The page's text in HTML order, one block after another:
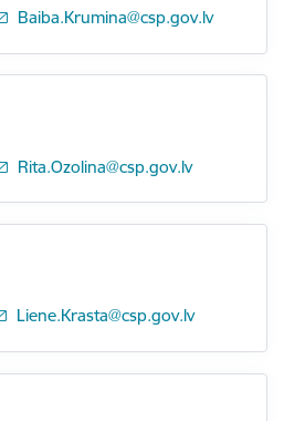
E-pasts:
Baiba.Krumina@csp.gov.lv
E-pasts:
Rita.Ozolina@csp.gov.lv
E-pasts:
Liene.Krasta@csp.gov.lv